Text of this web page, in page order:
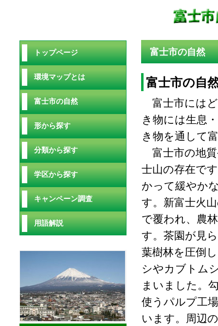
富士市の自然
富士市の自
富士市には
き物には生息
き物を通して
富士市の地
士山の存在で
かって緩やか
す。新富士火
で覆われ、農
す。茶園が見
葉樹林を圧倒
シやカブトム
まいました。
使うパルプ工
います。周辺
トップページ
環境マップとは
富士市の自然
形から探す
分類から探す
学区から探す
キャンペーン調査
用語解説